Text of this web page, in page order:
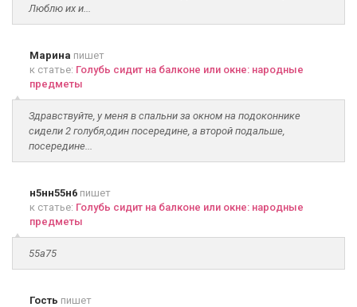
Люблю их и...
Марина пишет
к статье: Голубь сидит на балконе или окне: народные
предметы
Здравствуйте, у меня в спальни за окном на подоконнике
сидели 2 голубя,один посередине, а второй подальше,
посередине...
н5нн55н6 пишет
к статье: Голубь сидит на балконе или окне: народные
предметы
55а75
Гость пишет